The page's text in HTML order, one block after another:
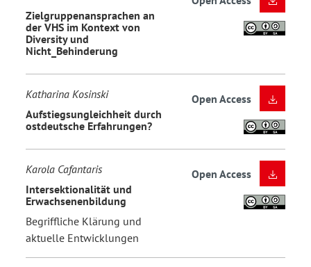
Zielgruppenansprachen an
der VHS im Kontext von
Diversity und
Nicht_Behinderung
Katharina Kosinski
Aufstiegsungleichheit durch
ostdeutsche Erfahrungen?
Open Access
Karola Cafantaris
Intersektionalität und
Erwachsenenbildung
Begriffliche Klärung und
aktuelle Entwicklungen
Open Access